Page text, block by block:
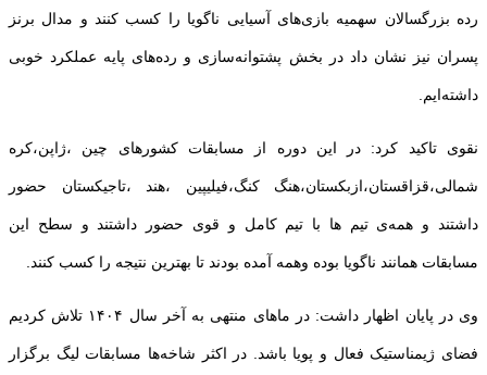
رده بزرگسالان سهمیه بازی‌های آسیایی ناگویا را کسب کنند و مدال برنز
پسران نیز نشان داد در بخش پشتوانه‌سازی و رده‌های پایه عملکرد خوبی
داشته‌ایم.
نقوی تاکید کرد: در این دوره از مسابقات کشورهای چین ،ژاپن،کره
شمالی،قزاقستان،ازبکستان،هنگ کنگ،فیلیپین ،هند ،تاجیکستان حضور
داشتند و همه‌ی تیم ها با تیم کامل و قوی حضور داشتند و سطح این
مسابقات همانند ناگویا بوده و‌همه آمده بودند تا بهترین نتیجه را کسب کنند.
وی در پایان اظهار داشت: در ماهای منتهی به آخر سال ۱۴۰۴ تلاش کردیم
فضای ژیمناستیک فعال و پویا باشد. در اکثر شاخه‌ها مسابقات لیگ برگزار